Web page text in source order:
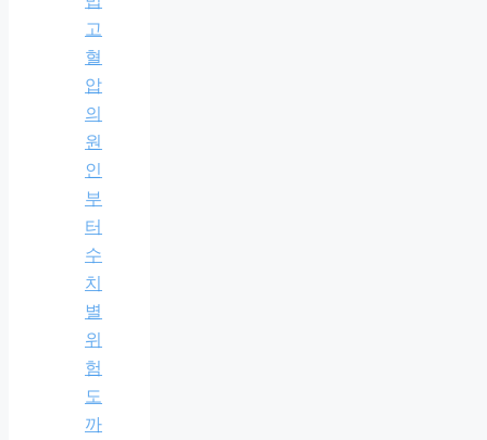
고
혈
압
의
원
인
부
터
수
치
별
위
험
도
까